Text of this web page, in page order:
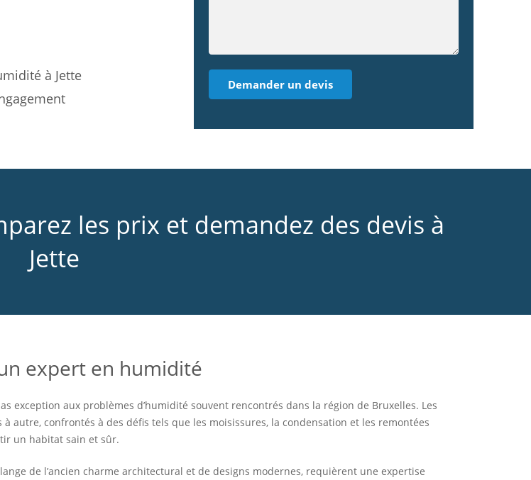
à Jette
les prix et demandez des devis à
Jette
expert en humidité
exception aux problèmes d’humidité souvent rencontrés dans la région de Bruxelles. Les
autre, confrontés à des défis tels que les moisissures, la condensation et les remontées
un habitat sain et sûr.
de l’ancien charme architectural et de designs modernes, requièrent une expertise